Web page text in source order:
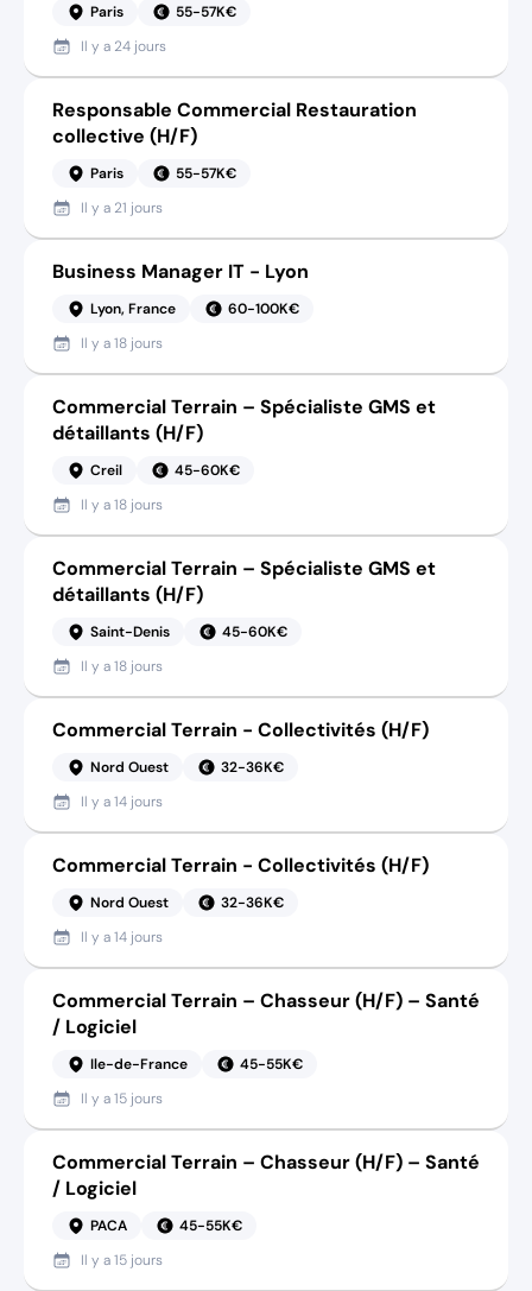
Paris
55-57K€
Il y a 24 jours
Responsable Commercial Restauration
collective (H/F)
Paris
55-57K€
Il y a 21 jours
Business Manager IT - Lyon
Lyon, France
60-100K€
Il y a18 jours
Commercial Terrain – Spécialiste GMS et
détaillants (H/F)
Creil
45-60K€
Il y a18 jours
Commercial Terrain – Spécialiste GMS et
détaillants (H/F)
Saint-Denis
45-60K€
Il y a18 jours
Commercial Terrain - Collectivités (H/F)
Nord Ouest
32-36K€
Il y a14 jours
Commercial Terrain - Collectivités (H/F)
Nord Ouest
32-36K€
Il y a14 jours
Commercial Terrain – Chasseur (H/F) – Santé
/ Logiciel
Ile-de-France
45-55K€
Il y a15 jours
Commercial Terrain – Chasseur (H/F) – Santé
/ Logiciel
PACA
45-55K€
Il y a15 jours